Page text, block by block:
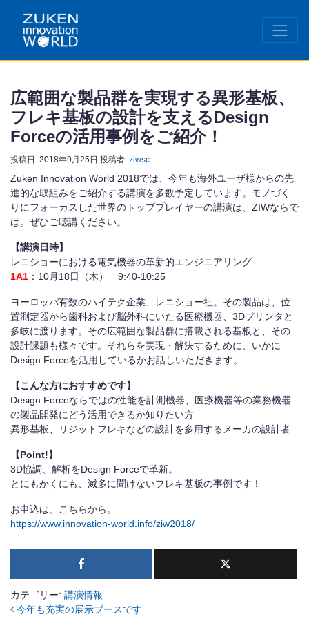
広範囲な製品群を実現する異形基板、
フレキ基板の設計を支えるDesign
Forceの活用事例をご紹介！
投稿日: 2018年9月25日 投稿者: ziwsc
Zuken Innovation World 2018では、今年も海外ユーザ様からの先
進的な取組みをご紹介する講演を多数予定しています。モノづく
りにフォーカスした世界のトッププレイヤーの講演は、ZIWならで
は。ぜひご聴講ください。
【講演日時】
レニショーにおける電気機器の革新的エンジニアリング
1A1 ：10月18日（木） 9:40-10:25
ヨーロッパ有数のハイテク企業、レニショー社。その製品は、位
置測定器から歯科および脳外科にいたる医療機器、3Dプリンタと
多岐に渡ります。その広範囲な製品群に搭載される基板と、その
設計課題も様々です。それらを実現・解決するために、いかに
Design Forceを活用しているかお話しいただきます。
【こんな方におすすめです】
Design Forceならではの性能を計測機器、医療機器等の業務機器
の製品開発にどう活用できるか知りたい方
異形基板、リジットフレキなどの設計を多用するメーカの設計者
【Point!】
3D協調、解析をDesign Forceで革新。
とにもかくにも、滅多に聞けないフレキ基板の事例です！
お申込は、こちらから。
https://www.innovation-world.info/ziw2018/
カテゴリー: 講演情報
今年も充実の展示ブースです